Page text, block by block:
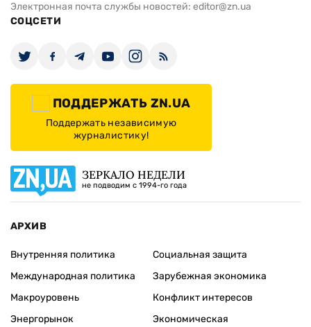
Электронная почта службы новостей: editor@zn.ua
СОЦСЕТИ
ПОДДЕРЖАТЬ ZN.UA
Поддержать независимую
журналистику!
ЗЕРКАЛО НЕДЕЛИ
не подводим с 1994-го года
АРХИВ
Внутренняя политика
Международная политика
Макроуровень
Энергорынок
Социальная защита
Зарубежная экономика
Конфликт интересов
Экономическая